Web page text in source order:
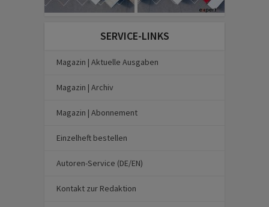
SERVICE-LINKS
Magazin | Aktuelle Ausgaben
Magazin | Archiv
Magazin | Abonnement
Einzelheft bestellen
Autoren-Service (DE/EN)
Kontakt zur Redaktion